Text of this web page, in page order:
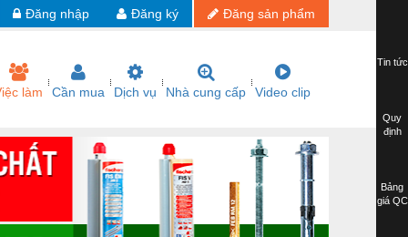
Đăng sản phẩm
Đăng ký
Đăng nhập
làm Cần mua Dịch vụ Nhà cung cấp Video clip
Tin tức
Quy
định
Bảng
giá QC